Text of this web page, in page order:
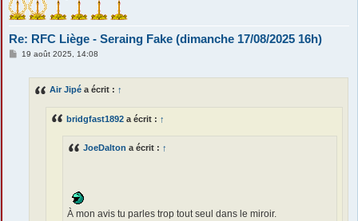
Re: RFC Liège - Seraing Fake (dimanche 17/08/2025 16h)
M19 août 2025, 14:08
Air Jipé a écrit : ↑
bridgfast1892 a écrit : ↑
JoeDalton a écrit : ↑
À mon avis tu parles trop tout seul dans le miroir.